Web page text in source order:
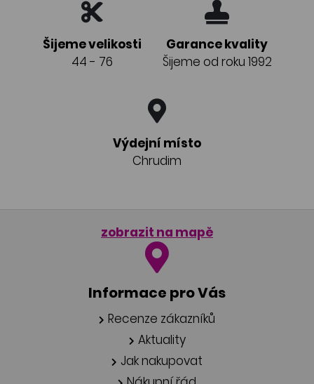
Šijeme velikosti
44 - 76
Garance kvality
Šijeme od roku 1992
Výdejní místo
Chrudim
zobrazit na mapě
Informace pro Vás
Recenze zákazníků
Aktuality
Jak nakupovat